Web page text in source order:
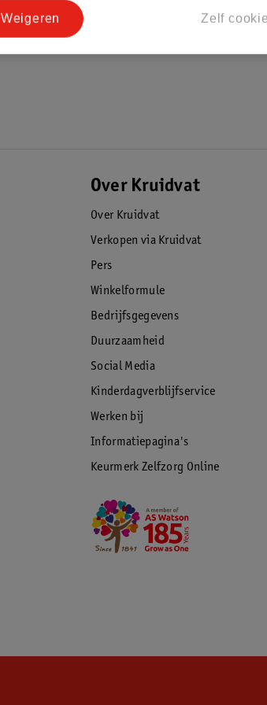
Over Kruidvat
Over Kruidvat
Verkopen via Kruidvat
Pers
Winkelformule
Bedrijfsgegevens
Duurzaamheid
Social Media
Kinderdagverblijfservice
Werken bij
Informatiepagina's
Keurmerk Zelfzorg Online
Zelf
Weigeren